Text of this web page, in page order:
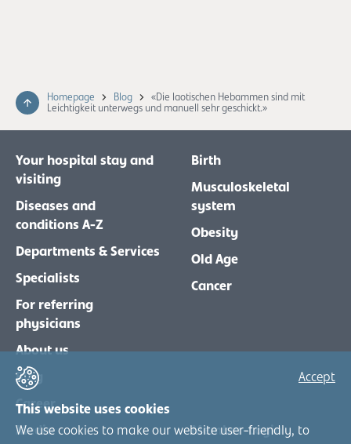
This website uses cookies
We use cookies to make our website user-friendly, to
Accept
Homepage Blog
«Die laotischen Hebammen sind mit
Leichtigkeit unterwegs und manuell sehr geschickt.»
Your hospital stay and
visiting
Diseases and
conditions A-Z
Departments & Services
Specialists
For referring
physicians
About us
Blog
Career
Media
Birth
Musculoskeletal
system
Obesity
Old Age
Cancer
Member-Login